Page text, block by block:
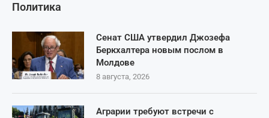
Политика
Сенат США утвердил Джозефа
Беркхалтера новым послом в
Молдове
8 августа, 2026
Аграрии требуют встречи с